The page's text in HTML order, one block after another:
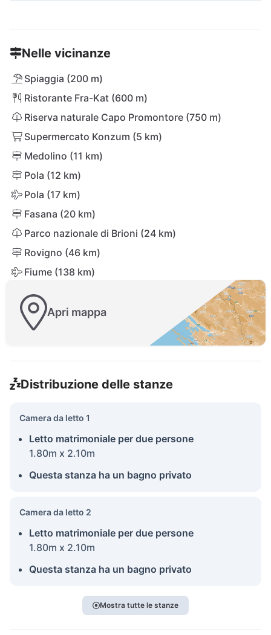
Nelle vicinanze
Spiaggia (200 m)
Ristorante Fra-Kat (600 m)
Riserva naturale Capo Promontore (750 m)
Supermercato Konzum (5 km)
Medolino (11 km)
Pola (12 km)
Pola (17 km)
Fasana (20 km)
Parco nazionale di Brioni (24 km)
Rovigno (46 km)
Fiume (138 km)
Apri mappa
Distribuzione delle stanze
Camera da letto 1
Letto matrimoniale per due persone
1.80m x 2.10m
Questa stanza ha un bagno privato
Camera da letto 2
Letto matrimoniale per due persone
1.80m x 2.10m
Questa stanza ha un bagno privato
Mostra tutte le stanze